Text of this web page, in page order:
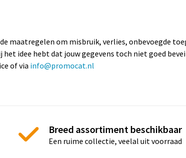
maatregelen om misbruik, verlies, onbevoegde
idee hebt dat jouw gegevens toch niet goed
of via info@promocat.nl
Breed assortiment beschikbaar
Een ruime collectie, veelal uit voorraad